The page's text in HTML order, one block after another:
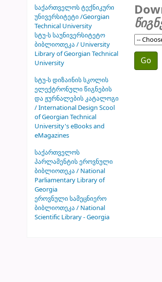
საქართველოს ტექნიკური
უნივერსიტეტი /Georgian
Technical University
სტუ-ს საუნივერსიტეტო
ბიბლიოთეკა / University
Library of Georgian Technical
University
სტუ-ს დიზაინის სკოლის
ელექტრონული წიგნების
და ჟურნალების კატალოგი
/ International Design Scool
of Georgian Technical
University's eBooks and
eMagazines
საქართველოს
პარლამენტის ეროვნული
ბიბლიოთეკა / National
Parliamentary Library of
Georgia
ეროვნული სამეცნიერო
ბიბლიოთეკა / National
Scientific Library - Georgia
Choose